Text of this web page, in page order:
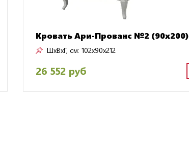
Кровать Ари-Прованс №2 (90х200)
ШxВxГ, см: 102x90x212
26 552 руб